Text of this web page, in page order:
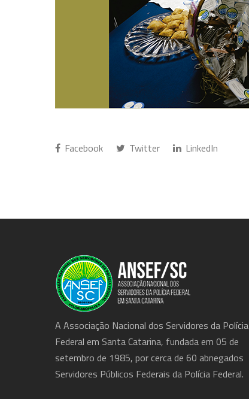
Facebook Twitter LinkedIn
A Associação Nacional dos Servidores da Polícia
Federal em Santa Catarina, fundada em 05 de
setembro de 1985, por cerca de 60 abnegados
Servidores Públicos Federais da Polícia Federal.